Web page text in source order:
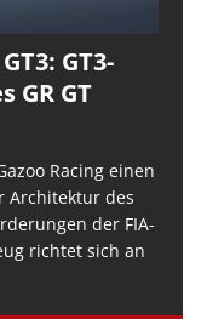
GT3-
GR GT
Racing einen
Architektur des
der FIA-
richtet sich an